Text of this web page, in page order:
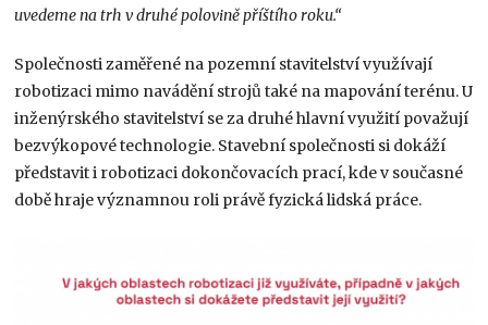
uvedeme na trh v druhé polovině příštího roku.“
Společnosti zaměřené na pozemní stavitelství využívají
robotizaci mimo navádění strojů také na mapování terénu. U
inženýrského stavitelství se za druhé hlavní využití považují
bezvýkopové technologie. Stavební společnosti si dokáží
představit i robotizaci dokončovacích prací, kde v současné
době hraje významnou roli právě fyzická lidská práce.